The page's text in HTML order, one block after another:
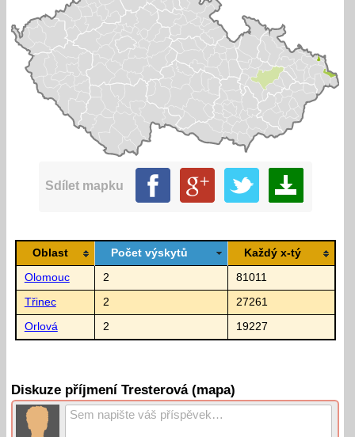
Sdílet mapku
Oblast Počet výskytů Každý x-tý
Olomouc 2 81011
Třinec 2 27261
Orlová 2 19227
Diskuze příjmení Tresterová (mapa)